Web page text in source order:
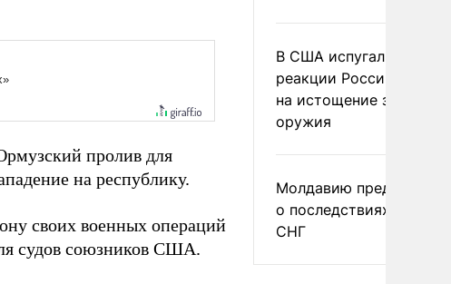
пролив для
на республику.
своих военных операций
судов союзников США.
В США испугались
реакции России и
на истощение запасов
оружия
Молдавию
о последствиях выхода
СНГ